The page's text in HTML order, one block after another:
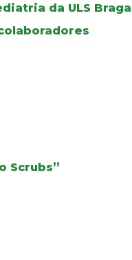
da ULS Braga
Scrubs”